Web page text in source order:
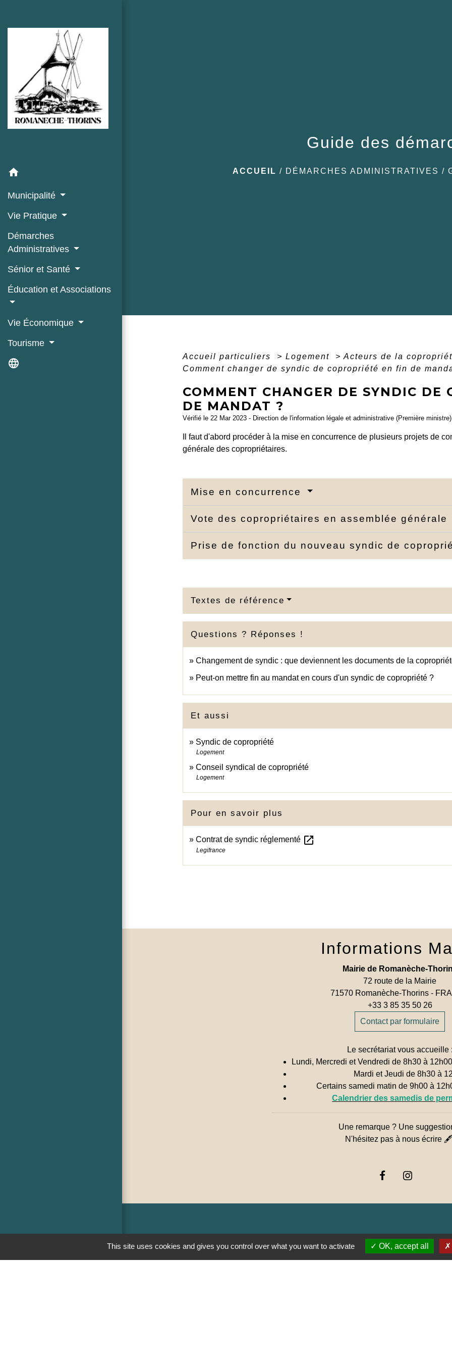
home
Municipalité
Vie Pratique
Démarches
Administratives
Sénior et Santé
Éducation et Associations
Vie Économique
Tourisme
language
Guide des
ACCUEIL / DÉMARCHES ADMINISTRATIVES /
Accueil particuliers > Logement > Acteurs de la
Comment changer de syndic de copropriété en fin de
COMMENT CHANGER DE SYNDIC DE
DE MANDAT ?
Vérifié le 22 Mar 2023 - Direction de l'information légale et administrative (Première ministre)
Il faut d'abord procéder à la mise en concurrence de plusieurs projets de
générale des copropriétaires.
Mise en concurrence
Vote des copropriétaires en assemblée générale
Prise de fonction du nouveau syndic de
Textes de référence
Questions ? Réponses !
Changement de syndic : que deviennent les documents de la
Peut-on mettre fin au mandat en cours d'un syndic de copropriété ?
Et aussi
Syndic de copropriété
Logement
Conseil syndical de copropriété
Logement
Pour en savoir plus
Contrat de syndic réglementé open_in_new
Legifrance
Informations
Mairie de Romanèche-
72 route de la Mairie
71570 Romanèche-Thorins -
+33 3 85 35 50 26
Contact par formulaire
Le secrétariat vous accueille :
Lundi, Mercredi et Vendredi de 8h30 à
Mardi et Jeudi de 8h30 à
Certains samedi matin de 9h00 à
Calendrier des samedis de
Une remarque ? Une
N'hésitez pas à nous écrire 🖋
Liens
This site uses cookies and gives you control over what you want to activate OK, accept all